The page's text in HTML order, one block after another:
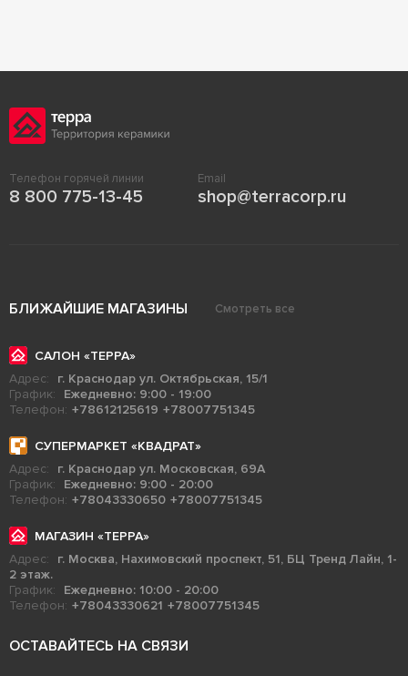
Телефон горячей линии
8 800 775-13-45
Email
shop@terracorp.ru
БЛИЖАЙШИЕ МАГАЗИНЫ Смотреть все
САЛОН «ТЕРРА»
Адрес:
г. Краснодар ул. Октябрьская, 15/1
График:
Ежедневно: 9:00 - 19:00
Телефон: +78612125619 +78007751345
СУПЕРМАРКЕТ «КВАДРАТ»
Адрес:
г. Краснодар ул. Московская, 69А
График:
Ежедневно: 9:00 - 20:00
Телефон: +78043330650 +78007751345
МАГАЗИН «ТЕРРА»
Адрес:
г. Москва, Нахимовский проспект, 51, БЦ Тренд Лайн, 1-
2 этаж.
График:
Ежедневно: 10:00 - 20:00
Телефон: +78043330621 +78007751345
ОСТАВАЙТЕСЬ НА СВЯЗИ